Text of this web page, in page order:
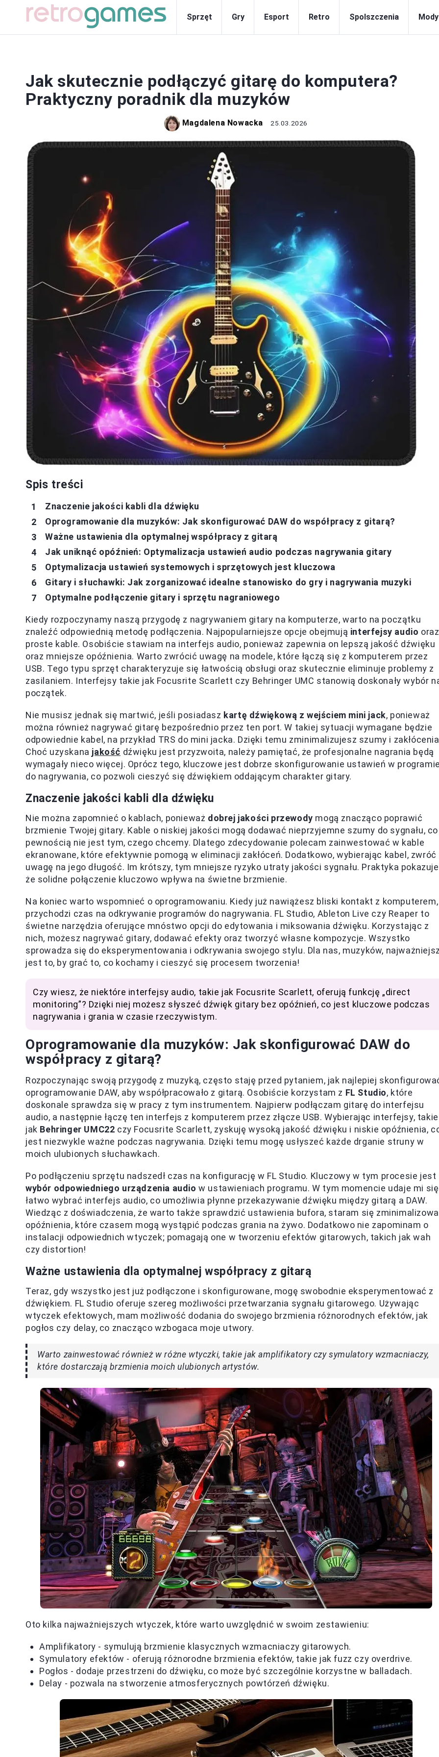
Sprzęt Gry Esport Retro Spolszczenia Mody
Jak skutecznie podłączyć gitarę do komputera?
Praktyczny poradnik dla muzyków
Magdalena Nowacka 25.03.2026
Spis treści
Znaczenie jakości kabli dla dźwięku
Oprogramowanie dla muzyków: Jak skonfigurować DAW do współpracy z gitarą?
Ważne ustawienia dla optymalnej współpracy z gitarą
Jak uniknąć opóźnień: Optymalizacja ustawień audio podczas nagrywania gitary
Optymalizacja ustawień systemowych i sprzętowych jest kluczowa
Gitary i słuchawki: Jak zorganizować idealne stanowisko do gry i nagrywania muzyki
Optymalne podłączenie gitary i sprzętu nagraniowego
Kiedy rozpoczynamy naszą przygodę z nagrywaniem gitary na komputerze, warto na początku
znaleźć odpowiednią metodę podłączenia. Najpopularniejsze opcje obejmują interfejsy audio oraz
proste kable. Osobiście stawiam na interfejs audio, ponieważ zapewnia on lepszą jakość dźwięku
oraz mniejsze opóźnienia. Warto zwrócić uwagę na modele, które łączą się z komputerem przez
USB. Tego typu sprzęt charakteryzuje się łatwością obsługi oraz skutecznie eliminuje problemy z
zasilaniem. Interfejsy takie jak Focusrite Scarlett czy Behringer UMC stanowią doskonały wybór
początek.
Nie musisz jednak się martwić, jeśli posiadasz kartę dźwiękową z wejściem mini jack, ponieważ
można również nagrywać gitarę bezpośrednio przez ten port. W takiej sytuacji wymagane będzie
odpowiednie kabel, na przykład TRS do mini jacka. Dzięki temu zminimalizujesz szumy i
Choć uzyskana jakość dźwięku jest przyzwoita, należy pamiętać, że profesjonalne nagrania będą
wymagały nieco więcej. Oprócz tego, kluczowe jest dobrze skonfigurowanie ustawień w
do nagrywania, co pozwoli cieszyć się dźwiękiem oddającym charakter gitary.
Znaczenie jakości kabli dla dźwięku
Nie można zapomnieć o kablach, ponieważ dobrej jakości przewody mogą znacząco poprawić
brzmienie Twojej gitary. Kable o niskiej jakości mogą dodawać nieprzyjemne szumy do sygnału,
pewnością nie jest tym, czego chcemy. Dlatego zdecydowanie polecam zainwestować w kable
ekranowane, które efektywnie pomogą w eliminacji zakłóceń. Dodatkowo, wybierając kabel, zwróć
uwagę na jego długość. Im krótszy, tym mniejsze ryzyko utraty jakości sygnału. Praktyka
że solidne połączenie kluczowo wpływa na świetne brzmienie.
Na koniec warto wspomnieć o oprogramowaniu. Kiedy już nawiążesz bliski kontakt z komputerem,
przychodzi czas na odkrywanie programów do nagrywania. FL Studio, Ableton Live czy Reaper to
świetne narzędzia oferujące mnóstwo opcji do edytowania i miksowania dźwięku. Korzystając z
nich, możesz nagrywać gitary, dodawać efekty oraz tworzyć własne kompozycje. Wszystko
sprowadza się do eksperymentowania i odkrywania swojego stylu. Dla nas, muzyków,
jest to, by grać to, co kochamy i cieszyć się procesem tworzenia!
Czy wiesz, że niektóre interfejsy audio, takie jak Focusrite Scarlett, oferują funkcję „direct
monitoring”? Dzięki niej możesz słyszeć dźwięk gitary bez opóźnień, co jest kluczowe podczas
nagrywania i grania w czasie rzeczywistym.
Oprogramowanie dla muzyków: Jak skonfigurować DAW do
współpracy z gitarą?
Rozpoczynając swoją przygodę z muzyką, często staję przed pytaniem, jak najlepiej
oprogramowanie DAW, aby współpracowało z gitarą. Osobiście korzystam z FL Studio, które
doskonale sprawdza się w pracy z tym instrumentem. Najpierw podłączam gitarę do interfejsu
audio, a następnie łączę ten interfejs z komputerem przez złącze USB. Wybierając interfejsy, takie
jak Behringer UMC22 czy Focusrite Scarlett, zyskuję wysoką jakość dźwięku i niskie opóźnienia,
jest niezwykle ważne podczas nagrywania. Dzięki temu mogę usłyszeć każde drganie struny w
moich ulubionych słuchawkach.
Po podłączeniu sprzętu nadszedł czas na konfigurację w FL Studio. Kluczowy w tym procesie jest
wybór odpowiedniego urządzenia audio w ustawieniach programu. W tym momencie udaje mi się
łatwo wybrać interfejs audio, co umożliwia płynne przekazywanie dźwięku między gitarą a DAW.
Wiedząc z doświadczenia, że warto także sprawdzić ustawienia bufora, staram się
opóźnienia, które czasem mogą wystąpić podczas grania na żywo. Dodatkowo nie zapominam o
instalacji odpowiednich wtyczek; pomagają one w tworzeniu efektów gitarowych, takich jak wah
czy distortion!
Ważne ustawienia dla optymalnej współpracy z gitarą
Teraz, gdy wszystko jest już podłączone i skonfigurowane, mogę swobodnie eksperymentować z
dźwiękiem. FL Studio oferuje szereg możliwości przetwarzania sygnału gitarowego. Używając
wtyczek efektowych, mam możliwość dodania do swojego brzmienia różnorodnych efektów, jak
pogłos czy delay, co znacząco wzbogaca moje utwory.
Warto zainwestować również w różne wtyczki, takie jak amplifikatory czy symulatory wzmacniaczy,
które dostarczają brzmienia moich ulubionych artystów.
Oto kilka najważniejszych wtyczek, które warto uwzględnić w swoim zestawieniu:
Amplifikatory - symulują brzmienie klasycznych wzmacniaczy gitarowych.
Symulatory efektów - oferują różnorodne brzmienia efektów, takie jak fuzz czy overdrive.
Pogłos - dodaje przestrzeni do dźwięku, co może być szczególnie korzystne w balladach.
Delay - pozwala na stworzenie atmosferycznych powtórzeń dźwięku.